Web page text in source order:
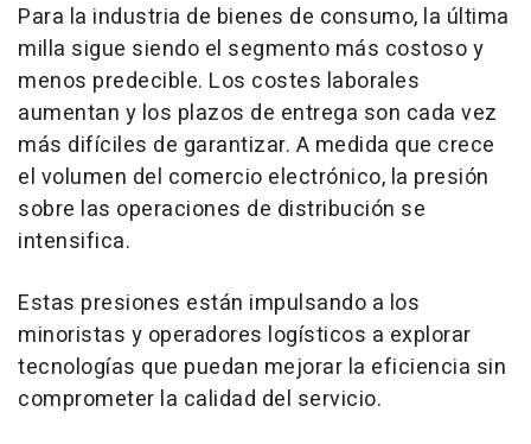
Para la industria de bienes de consumo, la última
milla sigue siendo el segmento más costoso y
menos predecible. Los costes laborales
aumentan y los plazos de entrega son cada vez
más difíciles de garantizar. A medida que crece
el volumen del comercio electrónico, la presión
sobre las operaciones de distribución se
intensifica.
Estas presiones están impulsando a los
minoristas y operadores logísticos a explorar
tecnologías que puedan mejorar la eficiencia sin
comprometer la calidad del servicio.